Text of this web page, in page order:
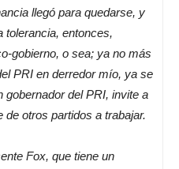
llegó para quedarse, y
tolerancia, entonces,
gobierno, o sea; ya no más
PRI en derredor mío, ya se
gobernador del PRI, invite a
otros partidos a trabajar.
Fox, que tiene un